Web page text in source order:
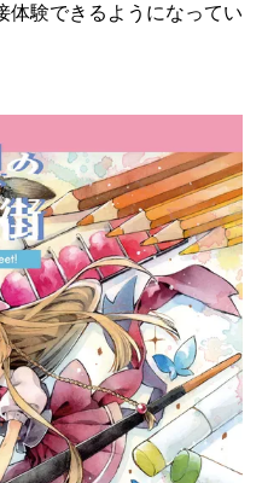
体験できるようになってい